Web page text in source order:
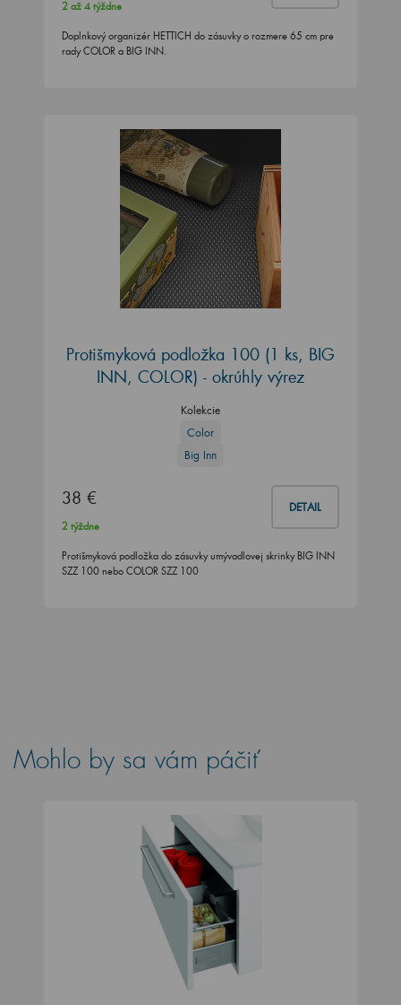
2 až 4 týždne
Doplnkový organizér HETTICH do zásuvky o rozmere 65 cm pre
rady COLOR a BIG INN.
Protišmyková podložka 100 (1 ks, BIG
INN, COLOR) - okrúhly výrez
Kolekcie
Color
Big Inn
38 € DETAIL
2 týždne
Protišmyková podložka do zásuvky umývadlovej skrinky BIG INN
SZZ 100 nebo COLOR SZZ 100
Mohlo by sa vám páčiť